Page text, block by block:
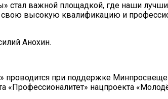
стал важной площадкой, где наши
высокую квалификацию и
Анохин.
проводится при поддержке
«Профессионалитет» нацпроекта